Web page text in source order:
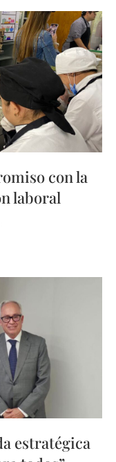
con la
laboral
estratégica